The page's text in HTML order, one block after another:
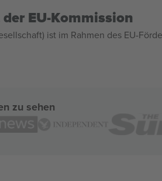
EU-Kommission
ist im Rahmen des EU-
zu sehen